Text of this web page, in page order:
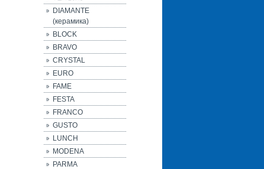
DIAMANTE
(керамика)
BLOCK
BRAVO
CRYSTAL
EURO
FAME
FESTA
FRANCO
GUSTO
LUNCH
MODENA
PARMA